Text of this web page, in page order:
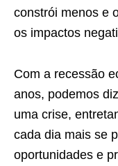
constrói menos e
os impactos
Com a recessão
anos, podemos
uma crise,
cada dia mais se
oportunidades e